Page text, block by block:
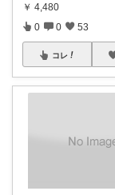
￥ 4,480
0 0 53
コレ